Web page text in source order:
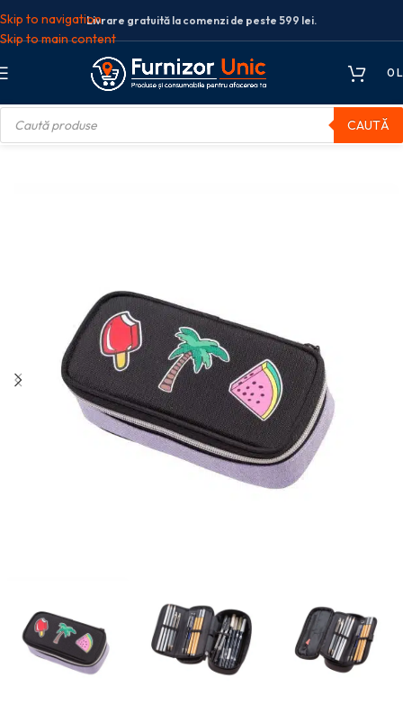
Skip to navigation
Skip to main content
Livrare gratuită la comenzi de peste 599 lei.
0
CAUTĂ
Penare